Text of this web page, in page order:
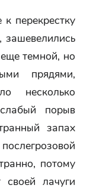
перекрестку
темной, но
прядями,
несколько
порыв
запах
потому
лачуги